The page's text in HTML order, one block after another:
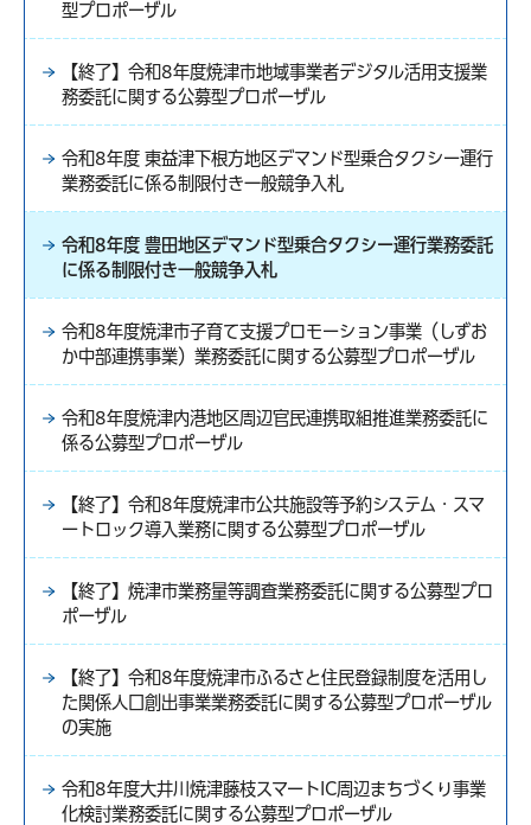
型プロポーザル
【終了】令和8年度焼津市地域事業者デジタル活用支援業
務委託に関する公募型プロポーザル
令和8年度 東益津下根方地区デマンド型乗合タクシー運行
業務委託に係る制限付き一般競争入札
令和8年度 豊田地区デマンド型乗合タクシー運行業務委託
に係る制限付き一般競争入札
令和8年度焼津市子育て支援プロモーション事業（しずお
か中部連携事業）業務委託に関する公募型プロポーザル
令和8年度焼津内港地区周辺官民連携取組推進業務委託に
係る公募型プロポーザル
【終了】令和8年度焼津市公共施設等予約システム・スマ
ートロック導入業務に関する公募型プロポーザル
【終了】焼津市業務量等調査業務委託に関する公募型プロ
ポーザル
【終了】令和8年度焼津市ふるさと住民登録制度を活用し
た関係人口創出事業業務委託に関する公募型プロポーザル
の実施
令和8年度大井川焼津藤枝スマートIC周辺まちづくり事業
化検討業務委託に関する公募型プロポーザル